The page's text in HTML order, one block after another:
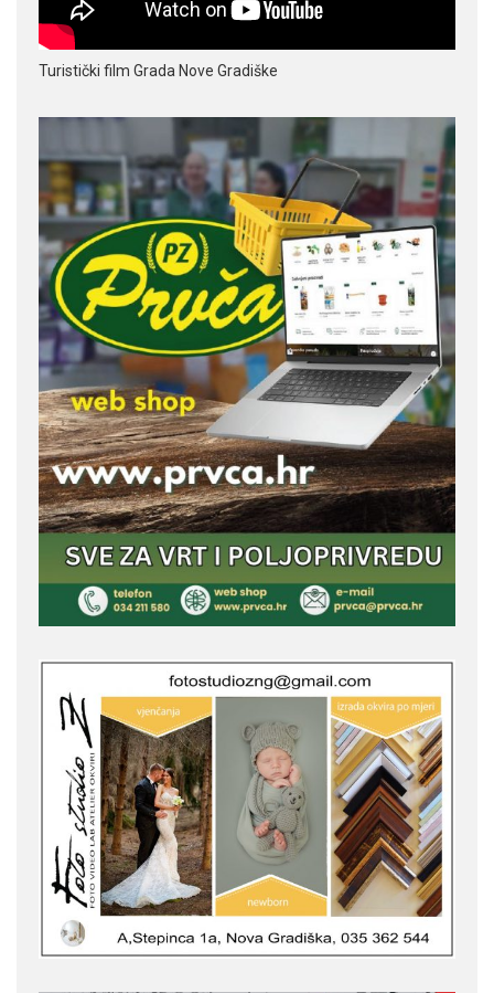
Turistički film Grada Nove Gradiške